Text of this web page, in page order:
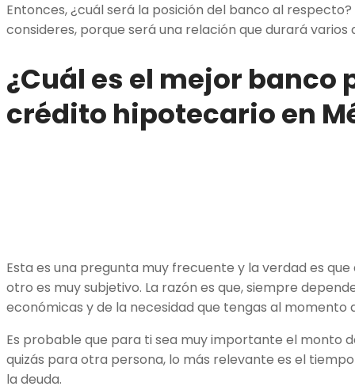
Entonces, ¿cuál será la posición del banco al
consideres, porque será una relación que durará varios
¿Cuál es el mejor banco
crédito hipotecario en
Esta es una pregunta muy frecuente y la verdad es
otro es muy subjetivo. La razón es que, siempre
económicas y de la necesidad que tengas al momento
Es probable que para ti sea muy importante el monto
quizás para otra persona, lo más relevante es el
la deuda.